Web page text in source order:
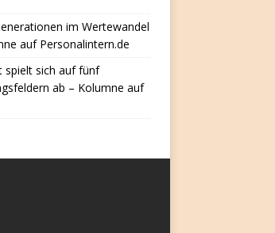
im Wertewandel
auf Personalintern.de
spielt sich auf fünf
ab – Kolumne auf